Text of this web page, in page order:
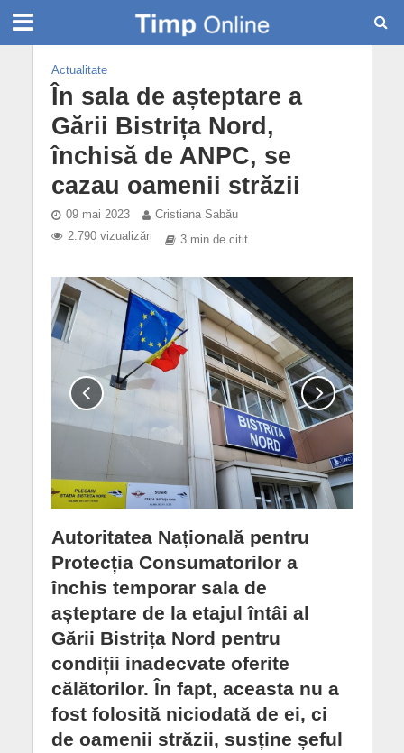
Actualitate
În sala de așteptare a
Gării Bistrița Nord,
închisă de ANPC, se
cazau oamenii străzii
09 mai 2023
Cristiana Sabău
2.790 vizualizări
3 min de citit
Autoritatea Națională pentru
Protecția Consumatorilor a
închis temporar sala de
așteptare de la etajul întâi al
Gării Bistrița Nord pentru
condiții inadecvate oferite
călătorilor. În fapt, aceasta nu a
fost folosită niciodată de ei, ci
de oamenii străzii, susține șeful